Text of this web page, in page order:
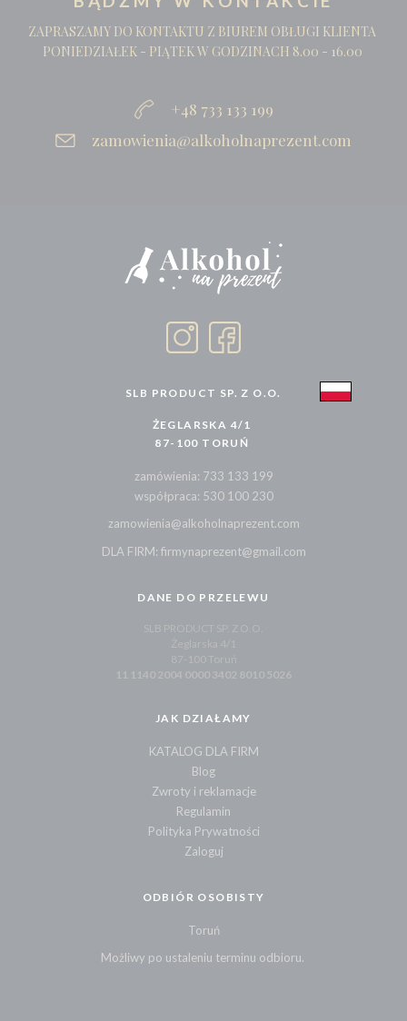
ZAPRASZAMY DO KONTAKTU Z BIUREM OBŁUGI KLIENTA
PONIEDZIAŁEK - PIĄTEK W GODZINACH 8.00 - 16.00
+48 733 133 199
zamowienia@alkoholnaprezent.com
SLB PRODUCT SP. Z O.O.
ŻEGLARSKA 4/1
87-100 TORUŃ
zamówienia: 733 133 199
współpraca: 530 100 230
zamowienia@alkoholnaprezent.com
DLA FIRM: firmynaprezent@gmail.com
DANE DO PRZELEWU
SLB PRODUCT SP. Z O.O.
Żeglarska 4/1
87-100 Toruń
11 1140 2004 0000 3402 8010 5026
JAK DZIAŁAMY
KATALOG DLA FIRM
Blog
Zwroty i reklamacje
Regulamin
Polityka Prywatności
Zaloguj
ODBIÓR OSOBISTY
Toruń
Możliwy po ustaleniu terminu odbioru.